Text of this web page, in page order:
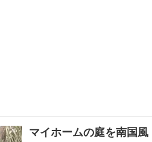
マイホームの庭を南国